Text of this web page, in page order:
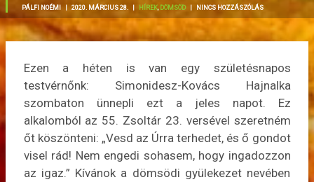
PÁLFI NOÉMI | 2020. MÁRCIUS 28. | HÍREK, DÖMSÖD| NINCS HOZZÁSZÓLÁS
Ezen a héten is van egy születésnapos
testvérnőnk: Simonidesz-Kovács Hajnalka
szombaton ünnepli ezt a jeles napot. Ez
alkalomból az 55. Zsoltár 23. versével szeretném
őt köszönteni: „Vesd az Úrra terhedet, és ő gondot
visel rád! Nem engedi sohasem, hogy ingadozzon
az igaz.” Kívánok a dömsödi gyülekezet nevében